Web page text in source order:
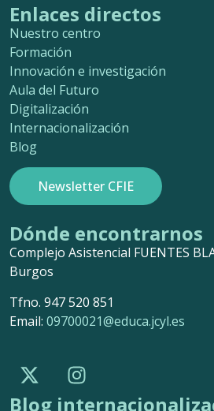
Enlaces directos
Nuestro centro
Formación
Innovación e investigación
Aula del Futuro
Digitalización
Internacionalización
Blog
Newsletter CFIE
Dónde encontrarnos
Complejo Asistencial FUENTES
Burgos
Tfno. 947 520 851
Email: 09700021@educa.jcyl.es
Blog